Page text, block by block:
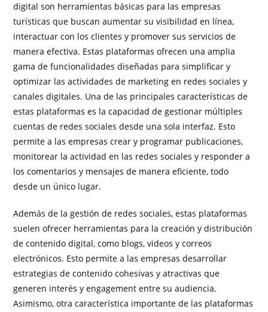
digital son herramientas básicas para las empresas
turísticas que buscan aumentar su visibilidad en línea,
interactuar con los clientes y promover sus servicios de
manera efectiva. Estas plataformas ofrecen una amplia
gama de funcionalidades diseñadas para simplificar y
optimizar las actividades de marketing en redes sociales y
canales digitales. Una de las principales características de
estas plataformas es la capacidad de gestionar múltiples
cuentas de redes sociales desde una sola interfaz. Esto
permite a las empresas crear y programar publicaciones,
monitorear la actividad en las redes sociales y responder a
los comentarios y mensajes de manera eficiente, todo
desde un único lugar.
Además de la gestión de redes sociales, estas plataformas
suelen ofrecer herramientas para la creación y distribución
de contenido digital, como blogs, videos y correos
electrónicos. Esto permite a las empresas desarrollar
estrategias de contenido cohesivas y atractivas que
generen interés y engagement entre su audiencia.
Asimismo, otra característica importante de las plataformas